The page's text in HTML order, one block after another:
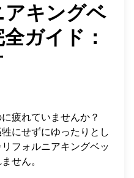
キングベ
ガイド：
疲れていませんか？
にせずにゆったりとし
フォルニアキングベッ
せん。